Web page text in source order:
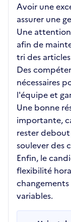
Avoir une
assurer une
Une
afin de
tri des
Des
nécessaires
l'équipe et
Une bonne
importante,
rester
soulever des
Enfin, le
flexibilité
variables.